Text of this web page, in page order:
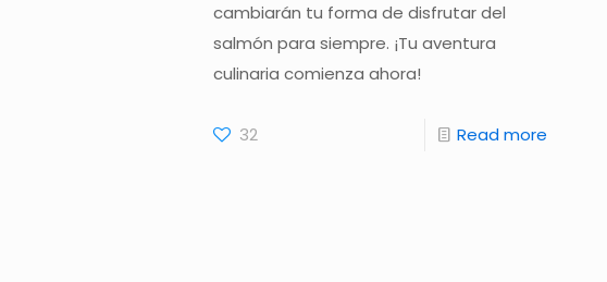
cambiarán tu forma de disfrutar del
salmón para siempre. ¡Tu aventura
culinaria comienza ahora!
32 Read more